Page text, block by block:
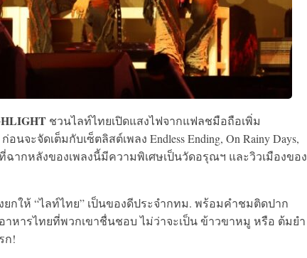
ชวนไลท์ไทยเปิดแสงไฟจากแฟลชมือถือเพิ่ม
จัดเต็มกับเซ็ตลิสต์เพลง Endless Ending, On Rainy Days,
ที่ฉากหลังของเพลงนี้มีความพิเศษเป็นวัดอรุณฯ และวิวเมืองของ
ให้ “ไลท์ไทย” เป็นของดีประจำกทม. พร้อมคำชมติดปาก
หารไทยที่พวกเขาชื่นชอบ ไม่ว่าจะเป็น ข้าวขาหมู หรือ ต้มยำ
ก!